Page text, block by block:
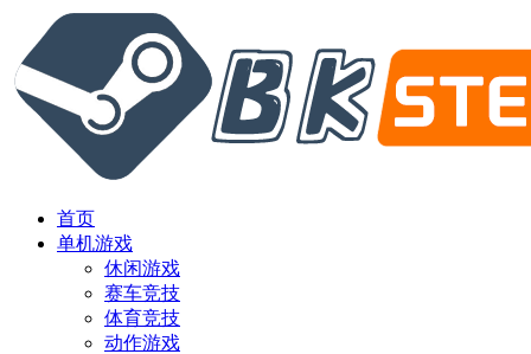
首页
单机游戏
休闲游戏
赛车竞技
体育竞技
动作游戏